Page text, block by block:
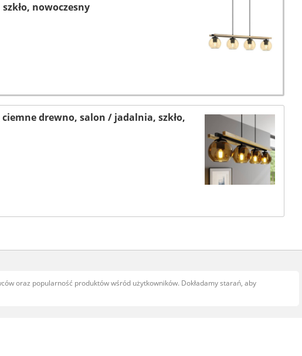
nowoczesny
drewno, salon / jadalnia, szkło,
oraz popularność produktów wśród użytkowników. Dokładamy starań, aby